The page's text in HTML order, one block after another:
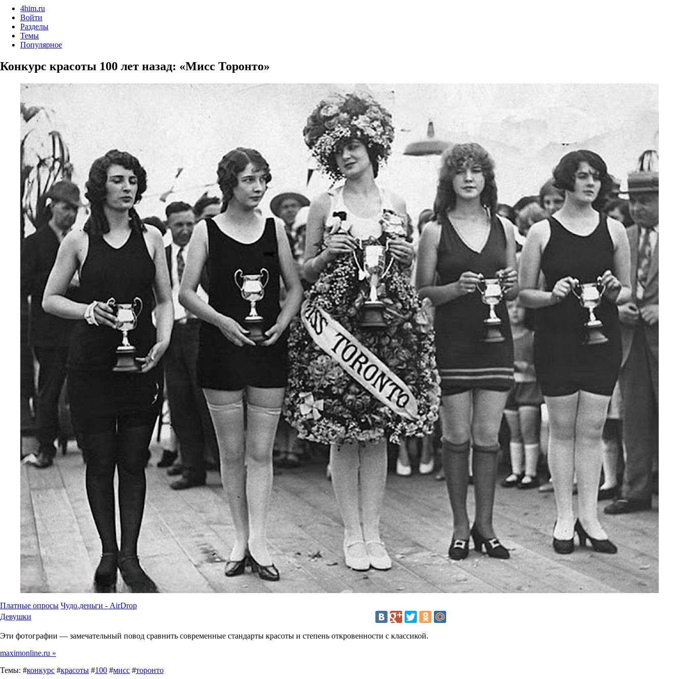
4him.ru
Войти
Разделы
Темы
Популярное
Конкурс красоты 100 лет назад: «Мисс Торонто»
Платные опросы Чудо.деньги - AirDrop
Девушки
Эти фотографии — замечательный повод сравнить современные стандарты красоты и степень откровенности с классикой.
maximonline.ru »
Темы: #конкурс #красоты #100 #мисс #торонто